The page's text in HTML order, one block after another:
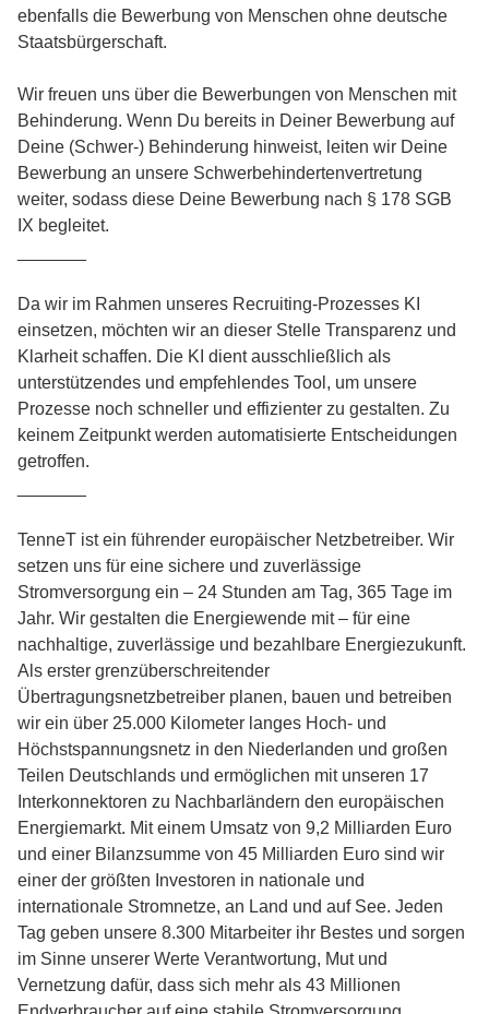
ebenfalls die Bewerbung von Menschen ohne deutsche
Staatsbürgerschaft.
Wir freuen uns über die Bewerbungen von Menschen mit
Behinderung. Wenn Du bereits in Deiner Bewerbung auf
Deine (Schwer-) Behinderung hinweist, leiten wir Deine
Bewerbung an unsere Schwerbehindertenvertretung
weiter, sodass diese Deine Bewerbung nach § 178 SGB
IX begleitet.
Da wir im Rahmen unseres Recruiting-Prozesses KI
einsetzen, möchten wir an dieser Stelle Transparenz und
Klarheit schaffen. Die KI dient ausschließlich als
unterstützendes und empfehlendes Tool, um unsere
Prozesse noch schneller und effizienter zu gestalten. Zu
keinem Zeitpunkt werden automatisierte Entscheidungen
getroffen.
TenneT ist ein führender europäischer Netzbetreiber. Wir
setzen uns für eine sichere und zuverlässige
Stromversorgung ein – 24 Stunden am Tag, 365 Tage im
Jahr. Wir gestalten die Energiewende mit – für eine
nachhaltige, zuverlässige und bezahlbare Energiezukunft.
Als erster grenzüberschreitender
Übertragungsnetzbetreiber planen, bauen und betreiben
wir ein über 25.000 Kilometer langes Hoch- und
Höchstspannungsnetz in den Niederlanden und großen
Teilen Deutschlands und ermöglichen mit unseren 17
Interkonnektoren zu Nachbarländern den europäischen
Energiemarkt. Mit einem Umsatz von 9,2 Milliarden Euro
und einer Bilanzsumme von 45 Milliarden Euro sind wir
einer der größten Investoren in nationale und
internationale Stromnetze, an Land und auf See. Jeden
Tag geben unsere 8.300 Mitarbeiter ihr Bestes und sorgen
im Sinne unserer Werte Verantwortung, Mut und
Vernetzung dafür, dass sich mehr als 43 Millionen